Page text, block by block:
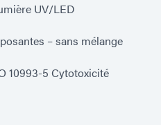
UV/LED
– sans mélange
10993-5 Cytotoxicité